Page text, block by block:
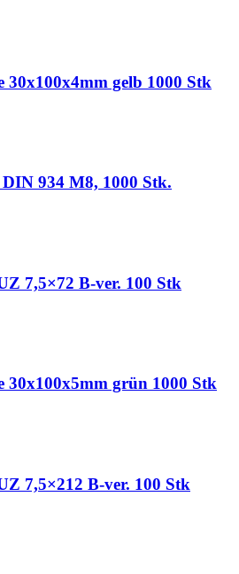
30x100x4mm gelb 1000 Stk
934 M8, 1000 Stk.
7,5×72 B-ver. 100 Stk
30x100x5mm grün 1000 Stk
7,5×212 B-ver. 100 Stk